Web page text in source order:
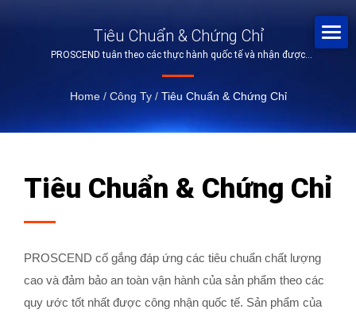
Tiêu Chuẩn & Chứng Chỉ
PROSCEND tuân theo các thực hành quốc tế và nhận được
Home / Công Ty / Tiêu Chuẩn & Chứng Chỉ
Tiêu Chuẩn & Chứng Chỉ
PROSCEND cố gắng đáp ứng các tiêu chuẩn chất lượng
cao và đảm bảo an toàn vận hành của sản phẩm theo các
quy ước tốt nhất được công nhận quốc tế. Sản phẩm của